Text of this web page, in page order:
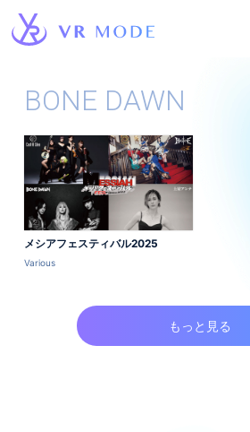
BONE DAWN
メシアフェスティバル2025
Various
もっと見る